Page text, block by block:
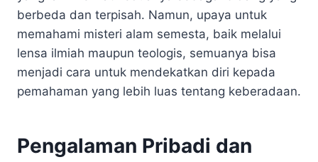
berbeda dan terpisah. Namun, upaya untuk
memahami misteri alam semesta, baik melalui
lensa ilmiah maupun teologis, semuanya bisa
menjadi cara untuk mendekatkan diri kepada
pemahaman yang lebih luas tentang keberadaan.
Pengalaman Pribadi dan